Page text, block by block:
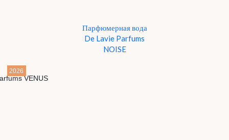
Парфюмерная вода
De Lavie Parfums
NOISE
2026